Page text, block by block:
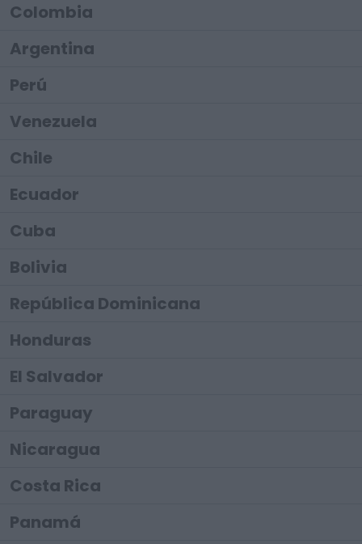
Colombia
Argentina
Perú
Venezuela
Chile
Ecuador
Cuba
Bolivia
República Dominicana
Honduras
El Salvador
Paraguay
Nicaragua
Costa Rica
Panamá